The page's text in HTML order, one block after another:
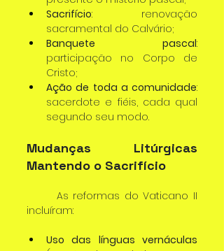
Sacrifício: renovação
sacramental do Calvário;
Banquete pascal:
participação no Corpo de
Cristo;
Ação de toda a comunidade:
sacerdote e fiéis, cada qual
segundo seu modo.
Mudanças Litúrgicas
Mantendo o Sacrifício
incluíram:
Uso das línguas vernáculas